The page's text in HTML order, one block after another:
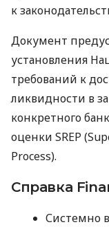
к
Документ
установления
требований к
ликвидности в
конкретного
оценки SREP
Process).
Справка
Системно